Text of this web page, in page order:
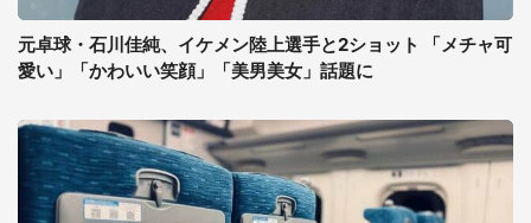
元卓球・石川佳純、イケメン陸上選手と2ショット 「メチャ可
愛い」「かわいい笑顔」「美男美女」話題に